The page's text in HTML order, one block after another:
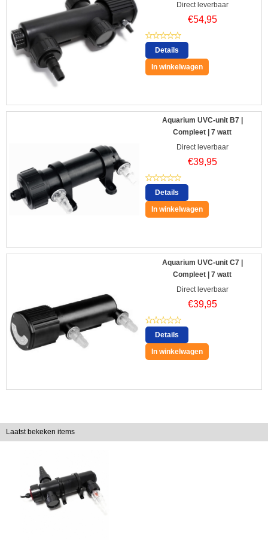
Direct leverbaar
€54,95
Details
In winkelwagen
Aquarium UVC-unit B7 |
Compleet | 7 watt
Direct leverbaar
€39,95
Details
In winkelwagen
Aquarium UVC-unit C7 |
Compleet | 7 watt
Direct leverbaar
€39,95
Details
In winkelwagen
Laatst bekeken items